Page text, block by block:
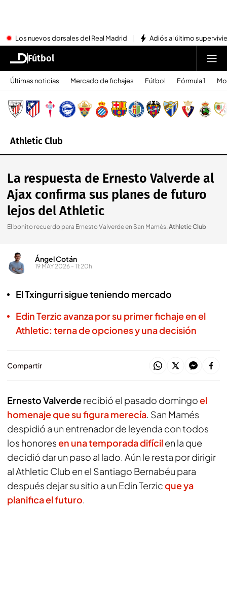
Los nuevos dorsales del Real Madrid Adiós al último
Fútbol
Últimas noticias Mercado de fichajes Fútbol Fórmula 1
Athletic Club
La respuesta de Ernesto Valverde al
Ajax confirma sus planes de futuro
lejos del Athletic
El bonito recuerdo para Ernesto Valverde en San Mamés.Athletic Club
Ángel Cotán
19 MAY 2026 - 11:20h.
El Txingurri sigue teniendo mercado
Edin Terzic avanza por su primer fichaje en el
Athletic: terna de opciones y una decisión
Compartir
Ernesto Valverderecibió el pasado domingoel
homenaje que su figura merecía. San Mamés
despidió a un entrenador de leyenda con todos
los honoresen una temporada difícilen la que
decidió dar un paso al lado. Aún le resta por dirigir
al Athletic Club en el Santiago Bernabéu para
después dejar su sitio a un Edin Terzicque ya
planifica el futuro.